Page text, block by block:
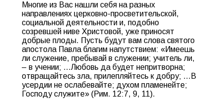
Многие из Вас нашли себя на разных
направлениях церковно-просветительской,
социальной деятельности и, подобно
созревшей ниве Христовой, уже приносят
добрые плоды. Пусть будут вам слова святого
апостола Павла благим напутствием: «Имеешь
ли служение, пребывай в служении; учитель ли,
– в учении; …Любовь да будет непритворна;
отвращайтесь зла, прилепляйтесь к добру; …В
усердии не ослабевайте; духом пламенейте;
Господу служите» (Рим. 12:7, 9, 11).